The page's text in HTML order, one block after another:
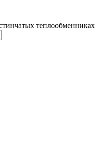
теплообменниках